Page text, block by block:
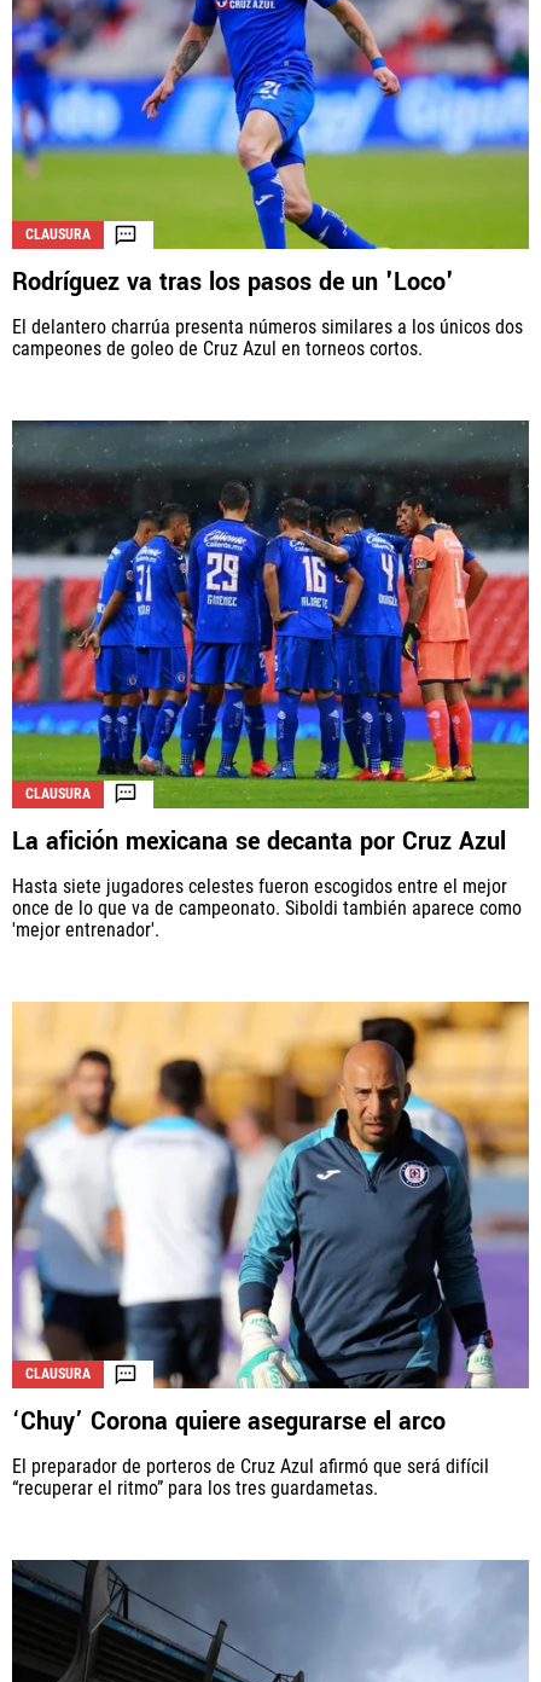
CLAUSURA
Rodríguez va tras los pasos de un 'Loco'
El delantero charrúa presenta números similares a los únicos dos
campeones de goleo de Cruz Azul en torneos cortos.
CLAUSURA
La afición mexicana se decanta por Cruz Azul
Hasta siete jugadores celestes fueron escogidos entre el mejor
once de lo que va de campeonato. Siboldi también aparece como
'mejor entrenador'.
CLAUSURA
‘Chuy’ Corona quiere asegurarse el arco
El preparador de porteros de Cruz Azul afirmó que será difícil
“recuperar el ritmo” para los tres guardametas.